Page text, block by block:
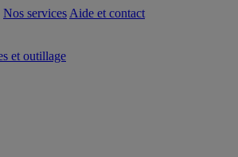
Nos services Aide et contact
et outillage